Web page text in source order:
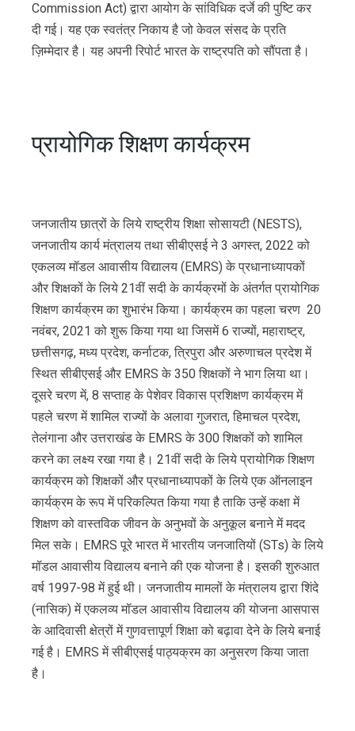
Commission Act) द्वारा आयोग के सांविधिक दर्जे की पुष्टि कर
दी गई। यह एक स्वतंत्र निकाय है जो केवल संसद के प्रति
ज़िम्मेदार है। यह अपनी रिपोर्ट भारत के राष्ट्रपति को सौंपता है।
प्रायोगिक शिक्षण कार्यक्रम
जनजातीय छात्रों के लिये राष्ट्रीय शिक्षा सोसायटी (NESTS),
जनजातीय कार्य मंत्रालय तथा सीबीएसई ने 3 अगस्त, 2022 को
एकलव्य मॉडल आवासीय विद्यालय (EMRS) के प्रधानाध्यापकों
और शिक्षकों के लिये 21वीं सदी के कार्यक्रमों के अंतर्गत प्रायोगिक
शिक्षण कार्यक्रम का शुभारंभ किया। कार्यक्रम का पहला चरण 20
नवंबर, 2021 को शुरू किया गया था जिसमें 6 राज्यों, महाराष्ट्र,
छत्तीसगढ़, मध्य प्रदेश, कर्नाटक, त्रिपुरा और अरुणाचल प्रदेश में
स्थित सीबीएसई और EMRS के 350 शिक्षकों ने भाग लिया था।
दूसरे चरण में, 8 सप्ताह के पेशेवर विकास प्रशिक्षण कार्यक्रम में
पहले चरण में शामिल राज्यों के अलावा गुजरात, हिमाचल प्रदेश,
तेलंगाना और उत्तराखंड के EMRS के 300 शिक्षकों को शामिल
करने का लक्ष्य रखा गया है। 21वीं सदी के लिये प्रायोगिक शिक्षण
कार्यक्रम को शिक्षकों और प्रधानाध्यापकों के लिये एक ऑनलाइन
कार्यक्रम के रूप में परिकल्पित किया गया है ताकि उन्हें कक्षा में
शिक्षण को वास्तविक जीवन के अनुभवों के अनुकूल बनाने में मदद
मिल सके। EMRS पूरे भारत में भारतीय जनजातियों (STs) के लिये
मॉडल आवासीय विद्यालय बनाने की एक योजना है। इसकी शुरुआत
वर्ष 1997-98 में हुई थी। जनजातीय मामलों के मंत्रालय द्वारा शिंदे
(नासिक) में एकलव्य मॉडल आवासीय विद्यालय की योजना आसपास
के आदिवासी क्षेत्रों में गुणवत्तापूर्ण शिक्षा को बढ़ावा देने के लिये बनाई
गई है। EMRS में सीबीएसई पाठ्यक्रम का अनुसरण किया जाता
है।